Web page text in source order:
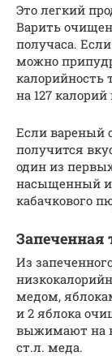
Это легкий
Варить
получаса.
можно
калорийность
на 127
Если вареный
получится
один из
насыщенный и
кабачкового
Запеченная
Из
медом,
и 2 яблока
выжимают на
ст.л. меда.